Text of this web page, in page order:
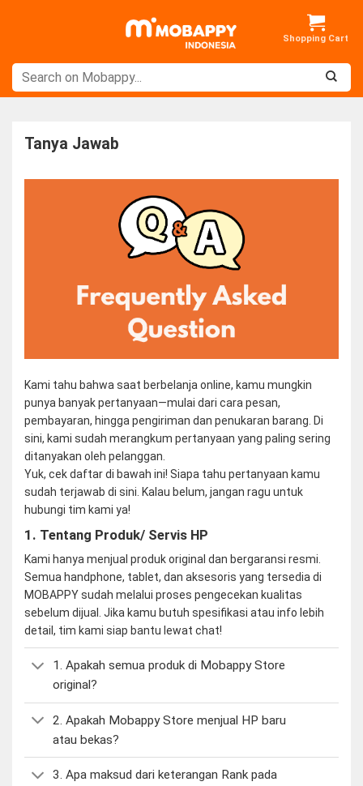
Tanya Jawab
Kami tahu bahwa saat berbelanja online, kamu mungkin
punya banyak pertanyaan—mulai dari cara pesan,
pembayaran, hingga pengiriman dan penukaran barang. Di
sini, kami sudah merangkum pertanyaan yang paling sering
ditanyakan oleh pelanggan.
Yuk, cek daftar di bawah ini! Siapa tahu pertanyaan kamu
sudah terjawab di sini. Kalau belum, jangan ragu untuk
hubungi tim kami ya!
1. Tentang Produk/ Servis HP
Kami hanya menjual produk original dan bergaransi resmi.
Semua handphone, tablet, dan aksesoris yang tersedia di
MOBAPPY sudah melalui proses pengecekan kualitas
sebelum dijual. Jika kamu butuh spesifikasi atau info lebih
detail, tim kami siap bantu lewat chat!
1. Apakah semua produk di Mobappy Store
original?
2. Apakah Mobappy Store menjual HP baru
atau bekas?
3. Apa maksud dari keterangan Rank pada